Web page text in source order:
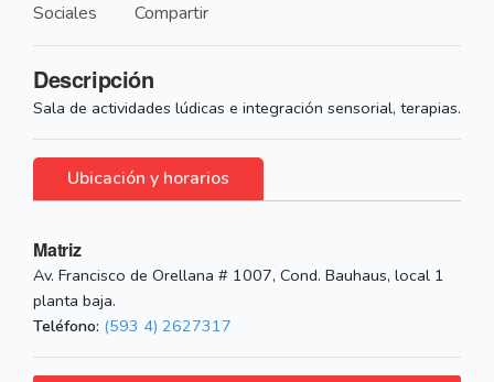
Sociales
Compartir
Descripción
Sala de actividades lúdicas e integración sensorial, terapias.
Ubicación y horarios
Matriz
Av. Francisco de Orellana # 1007, Cond. Bauhaus, local 1
planta baja.
Teléfono: (593 4) 2627317